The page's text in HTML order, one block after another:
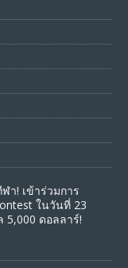
า! เข้าร่วมการ
ในวันที่ 23
5,000 ดอลลาร์!